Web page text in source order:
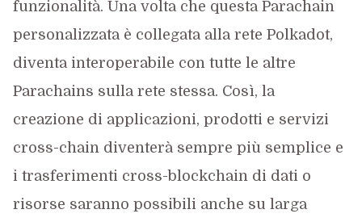
funzionalità. Una volta che questa Parachain
personalizzata è collegata alla rete Polkadot,
diventa interoperabile con tutte le altre
Parachains sulla rete stessa. Così, la
creazione di applicazioni, prodotti e servizi
cross-chain diventerà sempre più semplice e
i trasferimenti cross-blockchain di dati o
risorse saranno possibili anche su larga